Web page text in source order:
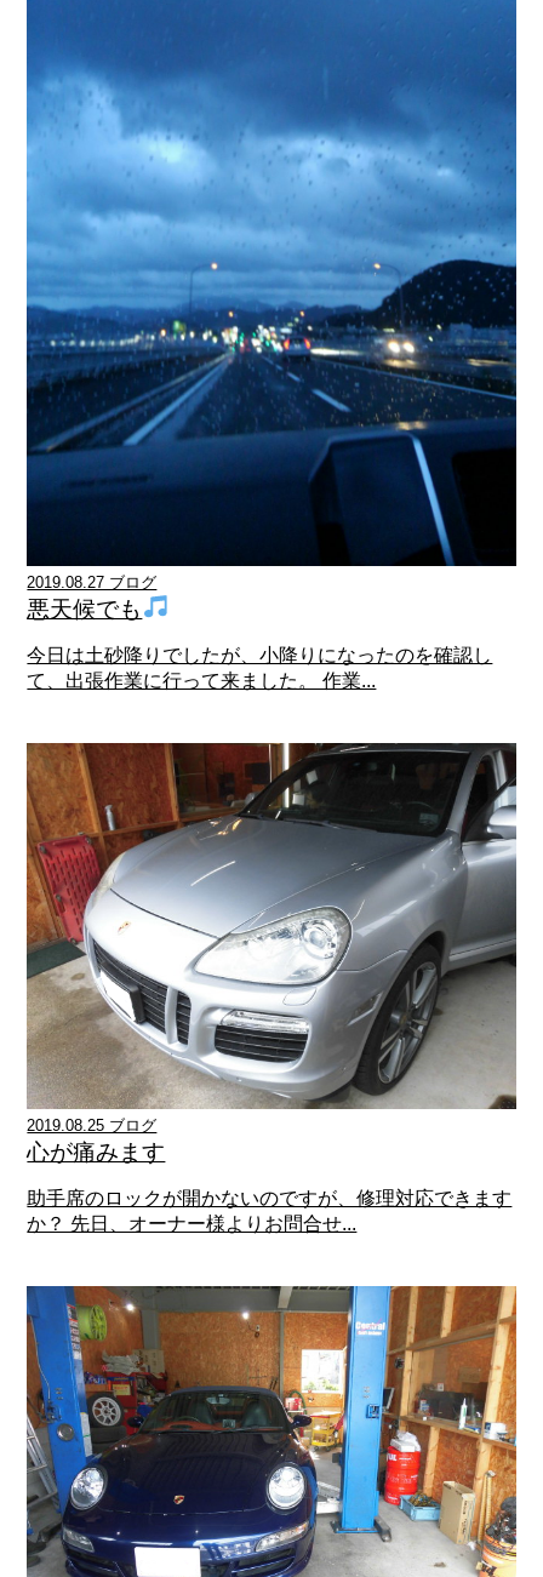
2019.08.27 ブログ
悪天候でも
今日は土砂降りでしたが、小降りになったのを確認し
て、出張作業に行って来ました。 作業...
2019.08.25 ブログ
心が痛みます
助手席のロックが開かないのですが、修理対応できます
か？ 先日、オーナー様よりお問合せ...